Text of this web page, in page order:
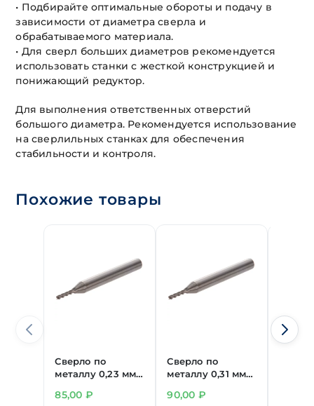
• Подбирайте оптимальные обороты и подачу в
зависимости от диаметра сверла и
обрабатываемого материала.
• Для сверл больших диаметров рекомендуется
использовать станки с жесткой конструкцией и
понижающий редуктор.
Для выполнения ответственных отверстий
большого диаметра. Рекомендуется использование
на сверлильных станках для обеспечения
стабильности и контроля.
Похожие товары
Сверло по
металлу 0,23 мм
утолщенный ц/х
85,00 ₽
Сверло по
металлу 0,31 мм
утолщенный ц/х
90,00 ₽